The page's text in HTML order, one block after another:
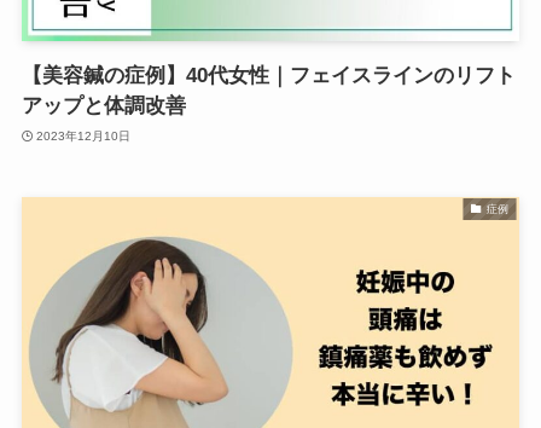
【美容鍼の症例】40代女性｜フェイスラインのリフト
アップと体調改善
2023年12月10日
症例